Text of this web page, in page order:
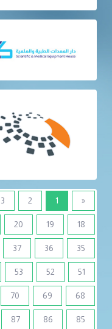
«
1
(current)
2
3
18
19
20
35
36
37
51
52
53
68
69
70
85
86
87